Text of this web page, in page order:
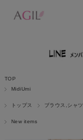
TOP
MidiUmi
トップス ブラウス,シャツ
New items